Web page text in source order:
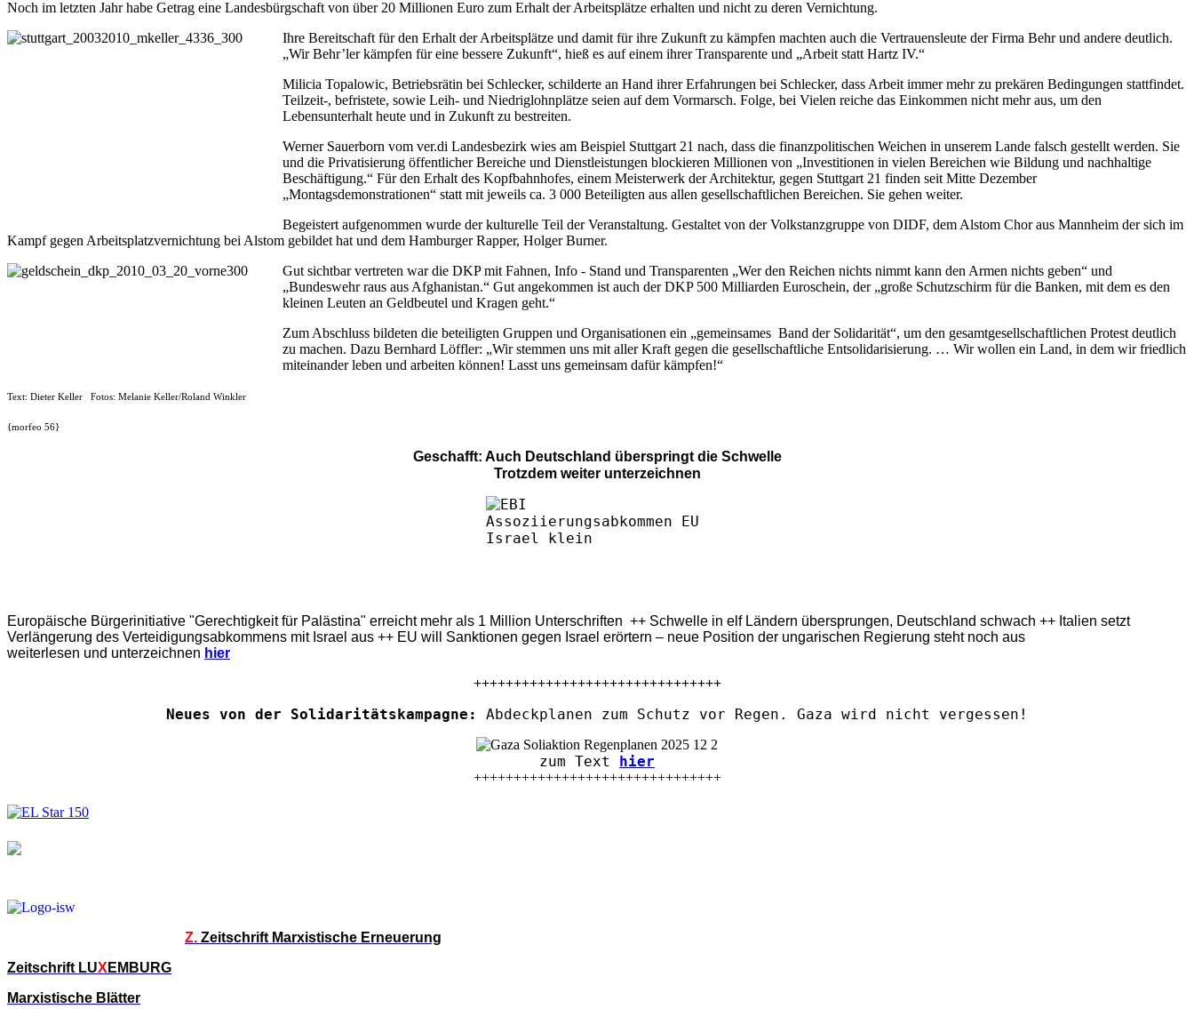
Noch im letzten Jahr habe Getrag eine Landesbürgschaft von über 20 Millionen Euro zum Erhalt der Arbeitsplätze erhalten und nicht zu deren Vernichtung.
Ihre Bereitschaft für den Erhalt der Arbeitsplätze und damit für ihre Zukunft zu kämpfen machten auch die Vertrauensleute der Firma Behr und andere deutlich.
„Wir Behr’ler kämpfen für eine bessere Zukunft“, hieß es auf einem ihrer Transparente und „Arbeit statt Hartz IV.“
Milicia Topalowic, Betriebsrätin bei Schlecker, schilderte an Hand ihrer Erfahrungen bei Schlecker, dass Arbeit immer mehr zu prekären Bedingungen stattfindet.
Teilzeit-, befristete, sowie Leih- und Niedriglohnplätze seien auf dem Vormarsch. Folge, bei Vielen reiche das Einkommen nicht mehr aus, um den
Lebensunterhalt heute und in Zukunft zu bestreiten.
Werner Sauerborn vom ver.di Landesbezirk wies am Beispiel Stuttgart 21 nach, dass die finanzpolitischen Weichen in unserem Lande falsch gestellt werden. Sie
und die Privatisierung öffentlicher Bereiche und Dienstleistungen blockieren Millionen von „Investitionen in vielen Bereichen wie Bildung und nachhaltige
Beschäftigung.“ Für den Erhalt des Kopfbahnhofes, einem Meisterwerk der Architektur, gegen Stuttgart 21 finden seit Mitte Dezember
„Montagsdemonstrationen“ statt mit jeweils ca. 3 000 Beteiligten aus allen gesellschaftlichen Bereichen. Sie gehen weiter.
Begeistert aufgenommen wurde der kulturelle Teil der Veranstaltung. Gestaltet von der Volkstanzgruppe von DIDF, dem Alstom Chor aus Mannheim der sich im
Kampf gegen Arbeitsplatzvernichtung bei Alstom gebildet hat und dem Hamburger Rapper, Holger Burner.
Gut sichtbar vertreten war die DKP mit Fahnen, Info - Stand und Transparenten „Wer den Reichen nichts nimmt kann den Armen nichts geben“ und
„Bundeswehr raus aus Afghanistan.“ Gut angekommen ist auch der DKP 500 Milliarden Euroschein, der „große Schutzschirm für die Banken, mit dem es den
kleinen Leuten an Geldbeutel und Kragen geht.“
Zum Abschluss bildeten die beteiligten Gruppen und Organisationen ein „gemeinsames Band der Solidarität“, um den gesamtgesellschaftlichen Protest deutlich
zu machen. Dazu Bernhard Löffler: „Wir stemmen uns mit aller Kraft gegen die gesellschaftliche Entsolidarisierung. … Wir wollen ein Land, in dem wir friedlich
miteinander leben und arbeiten können! Lasst uns gemeinsam dafür kämpfen!“
Text: Dieter Keller Fotos: Melanie Keller/Roland Winkler
{morfeo 56}
Geschafft: Auch Deutschland überspringt die Schwelle
Trotzdem weiter unterzeichnen
Europäische Bürgerinitiative "Gerechtigkeit für Palästina" erreicht mehr als 1 Million Unterschriften ++ Schwelle in elf Ländern übersprungen, Deutschland schwach ++ Italien setzt
Verlängerung des Verteidigungsabkommens mit Israel aus ++ EU will Sanktionen gegen Israel erörtern – neue Position der ungarischen Regierung steht noch aus
weiterlesen und unterzeichnen hier
+++++++++++++++++++++++++++++++
Neues von der Solidaritätskampagne: Abdeckplanen zum Schutz vor Regen. Gaza wird nicht vergessen!
zum Text hier
+++++++++++++++++++++++++++++++
Z. Zeitschrift Marxistische Erneuerung
Zeitschrift LUX EMBURG
Marxistische Blätter